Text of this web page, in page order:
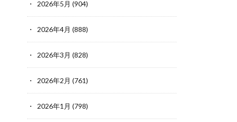
2026年5月 (904)
2026年4月 (888)
2026年3月 (828)
2026年2月 (761)
2026年1月 (798)